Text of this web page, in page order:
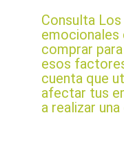
Consulta
emocionales
comprar
esos
cuenta que
afectar tus
a realizar